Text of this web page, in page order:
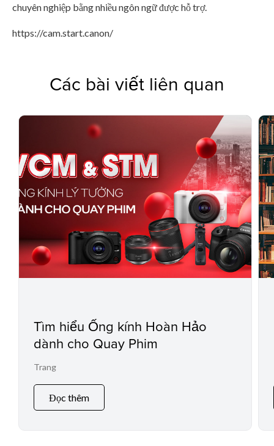
chuyên nghiệp bằng nhiều ngôn ngữ được hỗ trợ.
https://cam.start.canon/
Các bài viết liên quan
Tìm hiểu Ống kính Hoàn Hảo
dành cho Quay Phim
Trang
Đọc thêm